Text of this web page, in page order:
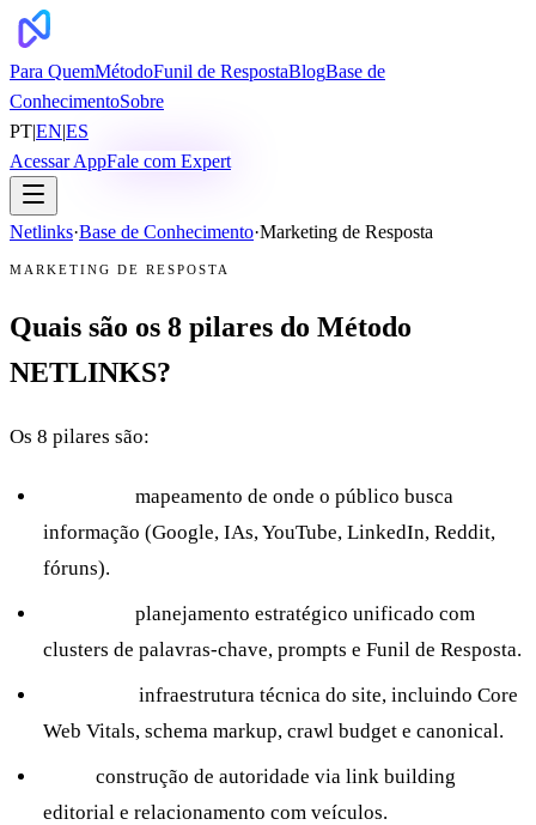
Para QuemMétodoFunil de RespostaBlogBase de
ConhecimentoSobre
PT|EN|ES
Acessar AppFale com Expert
Netlinks·Base de Conhecimento·Marketing de Resposta
MARKETING DE RESPOSTA
Quais são os 8 pilares do Método
NETLINKS?
Os 8 pilares são:
mapeamento de onde o público busca
informação (Google, IAs, YouTube, LinkedIn, Reddit,
fóruns).
planejamento estratégico unificado com
clusters de palavras-chave, prompts e Funil de Resposta.
infraestrutura técnica do site, incluindo Core
Web Vitals, schema markup, crawl budget e canonical.
construção de autoridade via link building
editorial e relacionamento com veículos.